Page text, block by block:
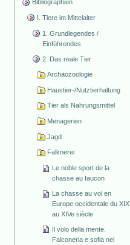
Bibliographien
I. Tiere im Mittelalter
1. Grundlegendes /
Einführendes
2. Das reale Tier
Archäozoologie
Haustier-/Nutztierhaltung
Tier als Nahrungsmittel
Menagerien
Jagd
Falknerei
Le noble sport de la
chasse au faucon
La chasse au vol en
Europe occidentale du XIX
au XIVe siècle
Il volo della mente.
Falconeria e sofia nel